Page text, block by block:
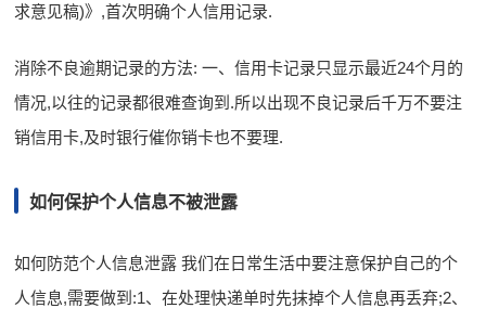
求意见稿)》,首次明确个人信用记录.
消除不良逾期记录的方法: 一、信用卡记录只显示最近24个月的
情况,以往的记录都很难查询到.所以出现不良记录后千万不要注
销信用卡,及时银行催你销卡也不要理.
如何保护个人信息不被泄露
如何防范个人信息泄露 我们在日常生活中要注意保护自己的个
人信息,需要做到:1、在处理快递单时先抹掉个人信息再丢弃;2、